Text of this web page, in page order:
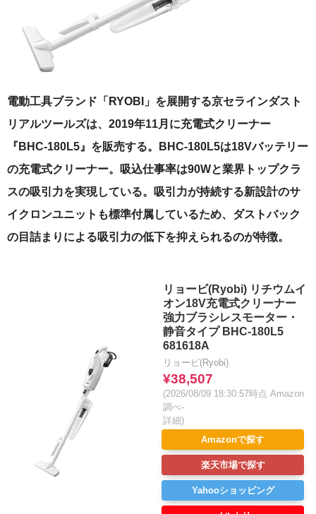
電動工具ブランド「RYOBI」を展開する京セラインダスト
リアルツールズは、2019年11月に充電式クリーナー
『BHC-180L5』を販売する。BHC-180L5は18Vバッテリー
の充電式クリーナー。吸込仕事率は90Wと業界トップクラ
スの吸引力を実現している。吸引力が持続する新設計のサ
イクロンユニットも標準付属しているため、ダストバック
の目詰まりによる吸引力の低下を抑えられるのが特徴。
リョービ(Ryobi) リチウムイ
オン18V充電式クリーナー
強力ブラシレスモーター・
静音タイプ BHC-180L5
681618A
リョービ(Ryobi)
¥38,507
(2026/08/09 18:30:57時点 Amazon
調べ-
詳細)
Amazonで探す
楽天市場で探す
Yahooショッピング